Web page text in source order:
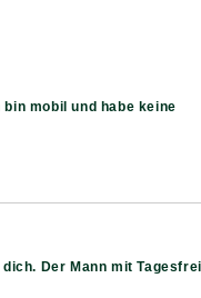
mobil und habe keine
Der Mann mit